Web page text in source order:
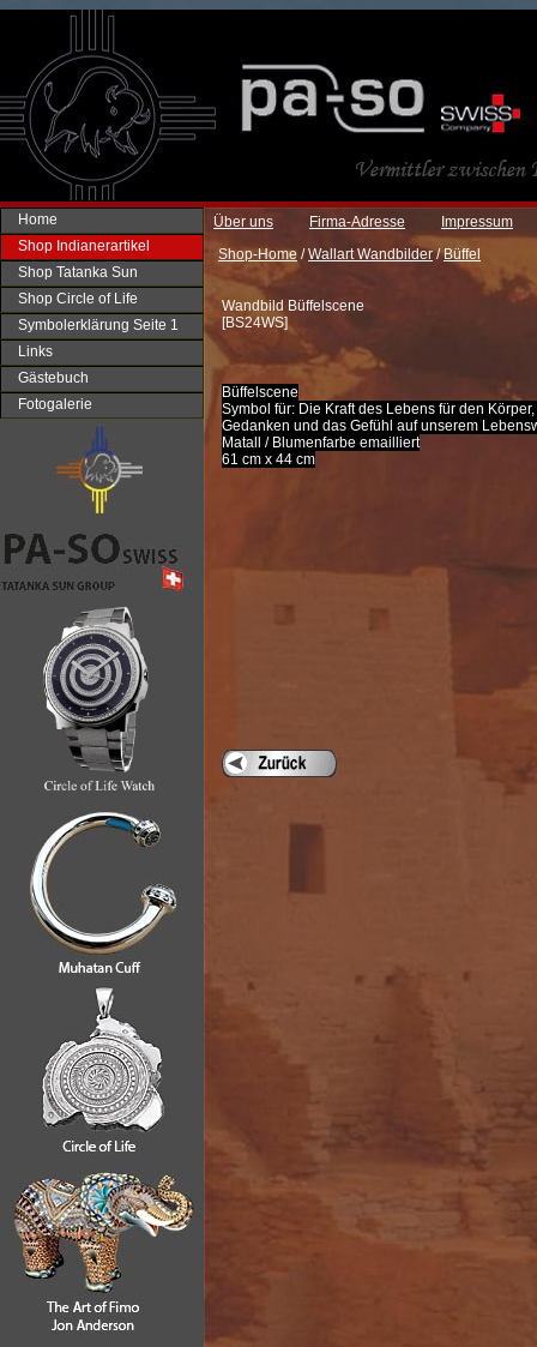
Home
Shop Indianerartikel
Shop Tatanka Sun
Shop Circle of Life
Symbolerklärung Seite 1
Links
Gästebuch
Fotogalerie
Über uns Firma-Adresse
Impressum
Shop-Home /Wallart Wandbilder/Büffel
Wandbild Büffelscene
[BS24WS]
Büffelscene
Symbol für: Die Kraft des Lebens für den
Gedanken und das Gefühl auf unserem
Matall / Blumenfarbe emailliert
61 cm x 44 cm